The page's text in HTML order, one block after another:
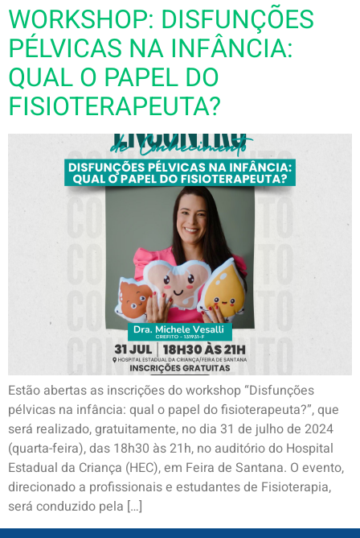
WORKSHOP: DISFUNÇÕES
PÉLVICAS NA INFÂNCIA:
QUAL O PAPEL DO
FISIOTERAPEUTA?
Estão abertas as inscrições do workshop “Disfunções
pélvicas na infância: qual o papel do fisioterapeuta?”, que
será realizado, gratuitamente, no dia 31 de julho de 2024
(quarta-feira), das 18h30 às 21h, no auditório do Hospital
Estadual da Criança (HEC), em Feira de Santana. O evento,
direcionado a profissionais e estudantes de Fisioterapia,
será conduzido pela […]